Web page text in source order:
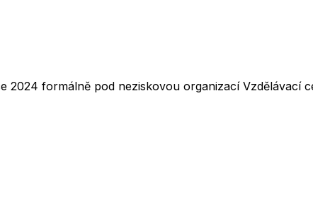
2024 formálně pod neziskovou organizací Vzdělávací